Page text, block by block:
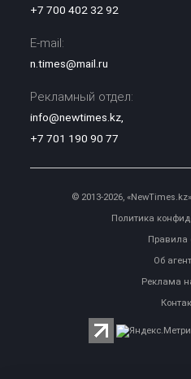
+7 700 402 32 92
E-mail:
n.times@mail.ru
Рекламный отдел:
info@newtimes.kz,
+7 701 190 90 77
© 2013-2026,
Политика
Правила
Об
Реклама